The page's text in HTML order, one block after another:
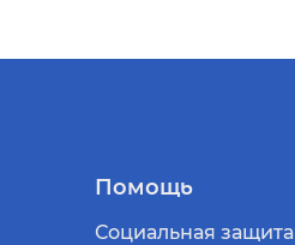
Помощь
Социальная защита